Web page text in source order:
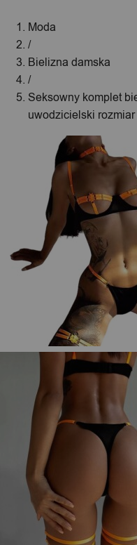
Moda
/
Bielizna damska
/
Seksowny komplet
uwodzicielski